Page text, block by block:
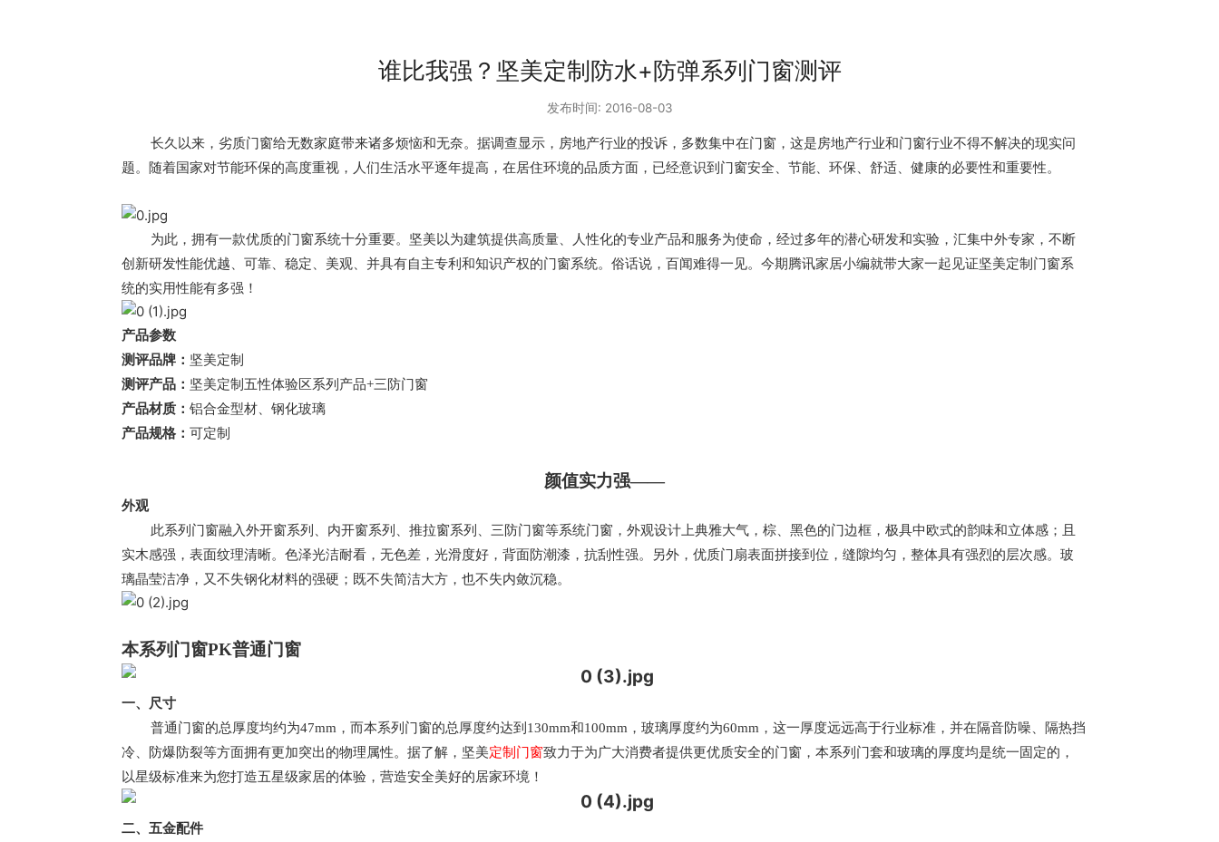
谁比我强？坚美定制防水+防弹系列门窗测评
发布时间: 2016-08-03
长久以来，劣质门窗给无数家庭带来诸多烦恼和无奈。据调查显示，房地产行业的投诉，多数集中在门窗，这是房地产行业和门窗行业不得不解决的现实问
题。随着国家对节能环保的高度重视，人们生活水平逐年提高，在居住环境的品质方面，已经意识到门窗安全、节能、环保、舒适、健康的必要性和重要性。
为此，拥有一款优质的门窗系统十分重要。坚美以为建筑提供高质量、人性化的专业产品和服务为使命，经过多年的潜心研发和实验，汇集中外专家，不断
创新研发性能优越、可靠、稳定、美观、并具有自主专利和知识产权的门窗系统。俗话说，百闻难得一见。今期腾讯家居小编就带大家一起见证坚美定制门窗系
统的实用性能有多强！
产品参数
测评品牌： 坚美定制
测评产品： 坚美定制五性体验区系列产品+三防门窗
产品材质：铝合金型材、钢化玻璃
产品规格：可定制
颜值实力强——
外观
此系列门窗融入外开窗系列、内开窗系列、推拉窗系列、三防门窗等系统门窗，外观设计上典雅大气，棕、黑色的门边框，极具中欧式的韵味和立体感；且
实木感强，表面纹理清晰。色泽光洁耐看，无色差，光滑度好，背面防潮漆，抗刮性强。另外，优质门扇表面拼接到位，缝隙均匀，整体具有强烈的层次感。玻
璃晶莹洁净，又不失钢化材料的强硬；既不失简洁大方，也不失内敛沉稳。
本系列门窗PK普通门窗
一、尺寸
普通门窗的总厚度均约为47mm，而本系列门窗的总厚度约达到130mm和100mm，玻璃厚度约为60mm，这一厚度远远高于行业标准，并在隔音防噪、隔热挡
冷、防爆防裂等方面拥有更加突出的物理属性。据了解，坚美定制门窗致力于为广大消费者提供更优质安全的门窗，本系列门套和玻璃的厚度均是统一固定的，
以星级标准来为您打造五星级家居的体验，营造安全美好的居家环境！
二、五金配件